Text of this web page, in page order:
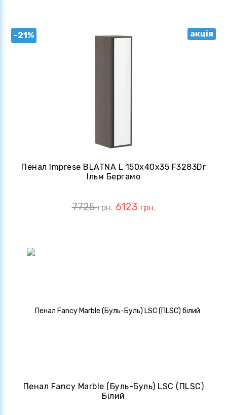
-21% акція
Пенал Imprese BLATNA L 150x40x35 F3283Dr
Ільм Бергамо
7725грн. 6123 грн.
Пенал Fancy Marble (Буль-Буль) LSC (ПLSC)
Білий